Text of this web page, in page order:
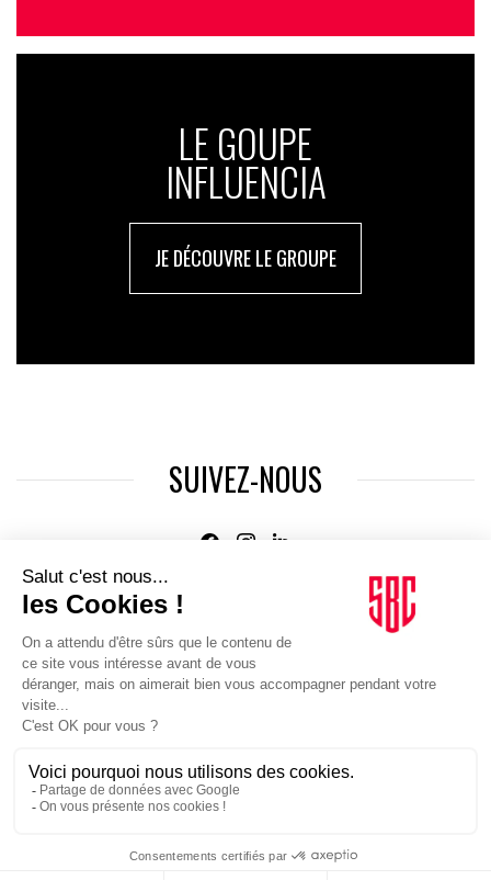
LE GOUPE
INFLUENCIA
JE DÉCOUVRE LE GROUPE
SUIVEZ-NOUS
Agence web:Novius